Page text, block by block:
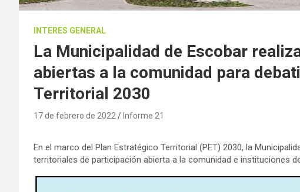
INTERES GENERAL
La Municipalidad de Escobar
abiertas a la comunidad para
Territorial 2030
17 de febrero de 2022 Informe 21
En el marco del Plan Estratégico Territorial (PET) 2030, la
territoriales de participación abierta a la comunidad e instituciones